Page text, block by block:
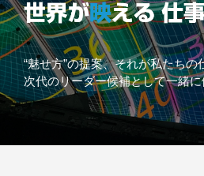
“魅せ方”の提案、それが私たちの
次代のリーダー候補として一緒に